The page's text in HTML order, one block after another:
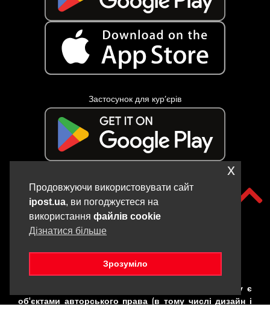
Застосунок для кур’єрів
Copyright © iPOST, 2017-2025. Всі матеріали даного сайту є
об'єктами авторського права (в тому числі дизайн і
Продовжуючи використовувати сайт
ipost.ua, ви погоджуєтеся на
використання файлів cookie
Дізнатися більше
Зрозуміло
x